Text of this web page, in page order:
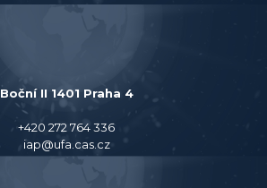
Boční II 1401 Praha 4
+420 272 764 336
iap@ufa.cas.cz